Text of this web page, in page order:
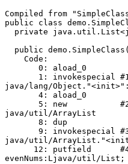
Compiled from
public class
java/lang/
java/util/ArrayList
java/util/
evenNums:Ljava/util/List;